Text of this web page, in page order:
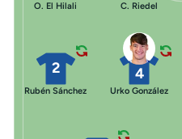
C. Riedel
O. El Hilali
4
Urko González
2
Rubén Sánchez